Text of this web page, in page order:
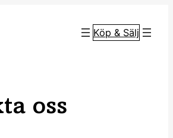
Köp & Sälj
oss